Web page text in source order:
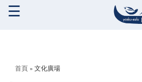
☰
您在這裡
首頁 » 文化廣場